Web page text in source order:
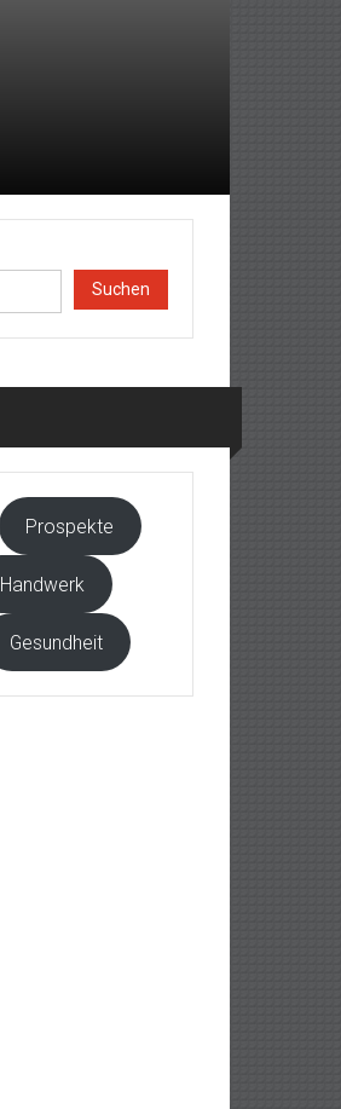
Suchen
Prospekte
Handwerk
Gesundheit